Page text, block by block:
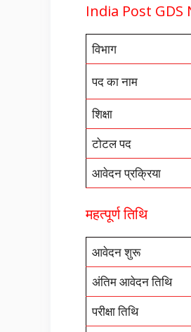
India Post
विभाग
पद का नाम
शिक्षा
टोटल पद
आवेदन प्रक्रिया
महत्पूर्ण तिथि
आवेदन शुरू
अंतिम आवेदन तिथि
परीक्षा तिथि